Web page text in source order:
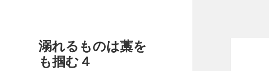
溺れるものは藁を
も掴む４